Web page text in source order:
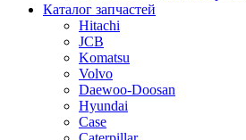
Каталог запчастей
Hitachi
JCB
Komatsu
Volvo
Daewoo-Doosan
Hyundai
Case